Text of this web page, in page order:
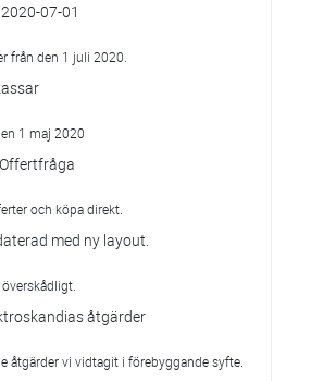
07-01
från den 1 juli 2020.
1 maj 2020
och köpa direkt.
med ny layout.
åtgärder
åtgärder vi vidtagit i förebyggande syfte.